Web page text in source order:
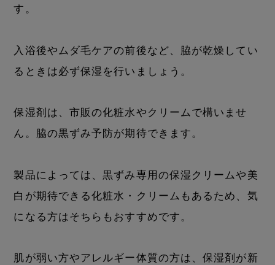
す。
入浴後やムダ毛ケアの前後など、脇が乾燥してい
るときは必ず保湿を行いましょう。
保湿剤は、市販の化粧水やクリームで構いませ
ん。脇の黒ずみ予防が期待できます。
製品によっては、黒ずみ専用の保湿クリームや美
白が期待できる化粧水・クリームもあるため、気
になる方はそちらもおすすめです。
肌が弱い方やアレルギー体質の方は、保湿剤が新